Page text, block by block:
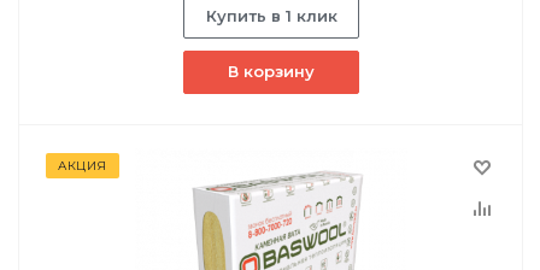
Купить в 1 клик
В корзину
АКЦИЯ